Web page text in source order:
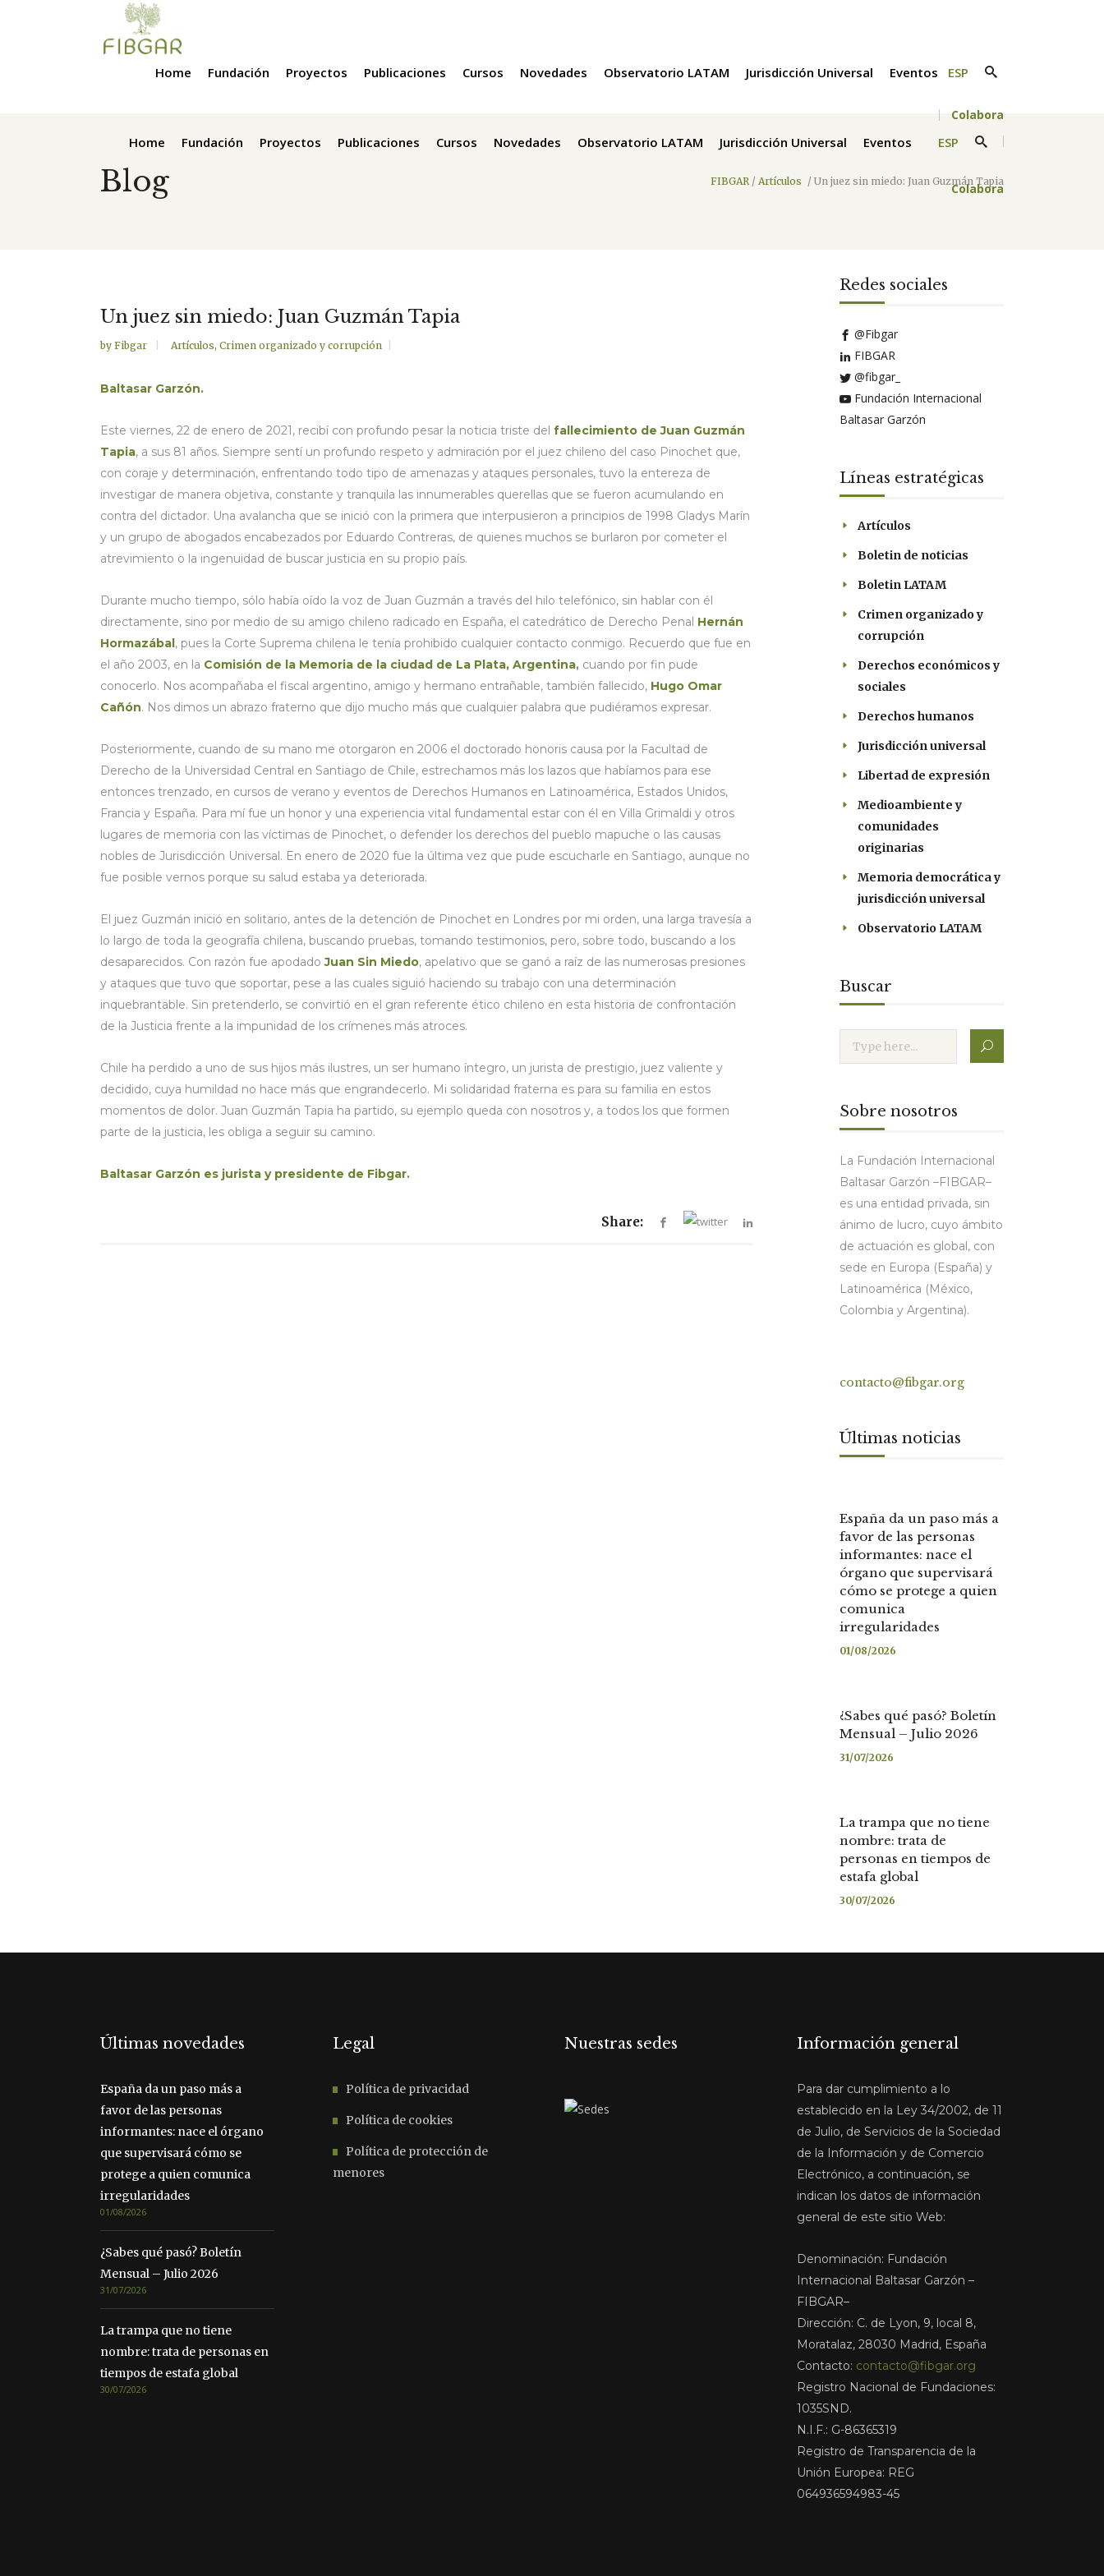
Home Fundación Proyectos Publicaciones Cursos Novedades Observatorio LATAM Jurisdicción Universal Eventos ESP
Colabora
Home Fundación Proyectos Publicaciones Cursos Novedades Observatorio LATAM Jurisdicción Universal Eventos ESP
Colabora
Blog FIBGAR / Artículos / Un juez sin miedo: Juan Guzmán Tapia
Un juez sin miedo: Juan Guzmán Tapia
by Fibgar Artículos, Crimen organizado y corrupción
Baltasar Garzón.
Este viernes, 22 de enero de 2021, recibí con profundo pesar la noticia triste del fallecimiento de Juan Guzmán
Tapia, a sus 81 años. Siempre sentí un profundo respeto y admiración por el juez chileno del caso Pinochet que,
con coraje y determinación, enfrentando todo tipo de amenazas y ataques personales, tuvo la entereza de
investigar de manera objetiva, constante y tranquila las innumerables querellas que se fueron acumulando en
contra del dictador. Una avalancha que se inició con la primera que interpusieron a principios de 1998 Gladys Marín
y un grupo de abogados encabezados por Eduardo Contreras, de quienes muchos se burlaron por cometer el
atrevimiento o la ingenuidad de buscar justicia en su propio país.
Durante mucho tiempo, sólo había oído la voz de Juan Guzmán a través del hilo telefónico, sin hablar con él
directamente, sino por medio de su amigo chileno radicado en España, el catedrático de Derecho Penal Hernán
Hormazábal, pues la Corte Suprema chilena le tenía prohibido cualquier contacto conmigo. Recuerdo que fue en
el año 2003, en la Comisión de la Memoria de la ciudad de La Plata, Argentina, cuando por fin pude
conocerlo. Nos acompañaba el fiscal argentino, amigo y hermano entrañable, también fallecido, Hugo Omar
Cañón. Nos dimos un abrazo fraterno que dijo mucho más que cualquier palabra que pudiéramos expresar.
Posteriormente, cuando de su mano me otorgaron en 2006 el doctorado honoris causa por la Facultad de
Derecho de la Universidad Central en Santiago de Chile, estrechamos más los lazos que habíamos para ese
entonces trenzado, en cursos de verano y eventos de Derechos Humanos en Latinoamérica, Estados Unidos,
Francia y España. Para mí fue un honor y una experiencia vital fundamental estar con él en Villa Grimaldi y otros
lugares de memoria con las víctimas de Pinochet, o defender los derechos del pueblo mapuche o las causas
nobles de Jurisdicción Universal. En enero de 2020 fue la última vez que pude escucharle en Santiago, aunque no
fue posible vernos porque su salud estaba ya deteriorada.
El juez Guzmán inició en solitario, antes de la detención de Pinochet en Londres por mi orden, una larga travesía a
lo largo de toda la geografía chilena, buscando pruebas, tomando testimonios, pero, sobre todo, buscando a los
desaparecidos. Con razón fue apodadoJuan Sin Miedo, apelativo que se ganó a raíz de las numerosas presiones
y ataques que tuvo que soportar, pese a las cuales siguió haciendo su trabajo con una determinación
inquebrantable. Sin pretenderlo, se convirtió en el gran referente ético chileno en esta historia de confrontación
de la Justicia frente a la impunidad de los crímenes más atroces.
Chile ha perdido a uno de sus hijos más ilustres, un ser humano íntegro, un jurista de prestigio, juez valiente y
decidido, cuya humildad no hace más que engrandecerlo. Mi solidaridad fraterna es para su familia en estos
momentos de dolor. Juan Guzmán Tapia ha partido, su ejemplo queda con nosotros y, a todos los que formen
parte de la justicia, les obliga a seguir su camino.
Baltasar Garzón es jurista y presidente de Fibgar.
Share:
Redes sociales
@Fibgar
FIBGAR
@fibgar_
Fundación Internacional
Baltasar Garzón
Líneas estratégicas
Artículos
Boletin de noticias
Boletin LATAM
Crimen organizado y
corrupción
Derechos económicos y
sociales
Derechos humanos
Jurisdicción universal
Libertad de expresión
Medioambiente y
comunidades
originarias
Memoria democrática y
jurisdicción universal
Observatorio LATAM
Buscar
Sobre nosotros
La Fundación Internacional
Baltasar Garzón –FIBGAR–
es una entidad privada, sin
ánimo de lucro, cuyo ámbito
de actuación es global, con
sede en Europa (España) y
Latinoamérica (México,
Colombia y Argentina).
contacto@fibgar.org
Últimas noticias
España da un paso más a
favor de las personas
informantes: nace el
órgano que supervisará
cómo se protege a quien
comunica
irregularidades
01/08/2026
¿Sabes qué pasó? Boletín
Mensual – Julio 2026
31/07/2026
La trampa que no tiene
nombre: trata de
personas en tiempos de
estafa global
30/07/2026
Últimas novedades
España da un paso más a
favor de las personas
informantes: nace el órgano
que supervisará cómo se
protege a quien comunica
irregularidades
01/08/2026
¿Sabes qué pasó? Boletín
Mensual – Julio 2026
31/07/2026
La trampa que no tiene
nombre: trata de personas en
tiempos de estafa global
30/07/2026
Legal
Política de privacidad
Política de cookies
Política de protección de
menores
Nuestras sedes Información general
Para dar cumplimiento a lo
establecido en la Ley 34/2002, de 11
de Julio, de Servicios de la Sociedad
de la Información y de Comercio
Electrónico, a continuación, se
indican los datos de información
general de este sitio Web:
Denominación: Fundación
Internacional Baltasar Garzón –
FIBGAR–
Dirección: C. de Lyon, 9, local 8,
Moratalaz, 28030 Madrid, España
Contacto: contacto@fibgar.org
Registro Nacional de Fundaciones:
1035SND.
N.I.F.: G-86365319
Registro de Transparencia de la
Unión Europea: REG
064936594983-45